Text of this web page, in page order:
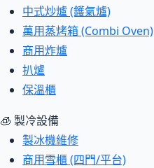
中式炒爐 (鑊氣爐)
萬用蒸烤箱 (Combi Oven)
商用炸爐
扒爐
保溫櫃
🧊 製冷設備
製冰機維修
商用雪櫃 (四門/平台)